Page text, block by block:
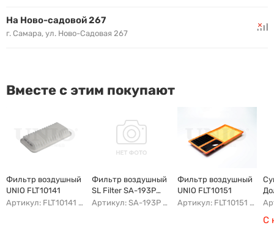
На Ново-садовой 267
г. Самара, ул. Ново-Садовая 267
Вместе с этим покупают
Фильтр воздушный
UNIO FLT10141
Артикул: FLT10141 AFAD087 AG302ECO AP142/3
Фильтр воздушный
SL Filter SA-193P
(AG284)
Артикул: SA-193P AFAI163 AG284 AP143/2
Фильтр воздушный
UNIO FLT10151
Артикул: FLT10151 AFAU107 AP183/3 AG328
С